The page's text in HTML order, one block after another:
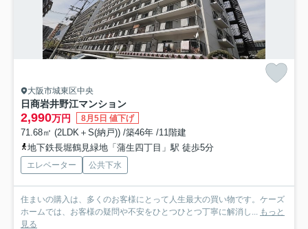
大阪市城東区中央
日商岩井野江マンション
2,990万円 8月5日 値下げ
71.68㎡ (2LDK＋S(納戸)) /築46年 /11階建
地下鉄長堀鶴見緑地「蒲生四丁目」駅 徒歩5分
エレベーター 公共下水
住まいの購入は、多くのお客様にとって人生最大の買い物です。ケーズ
ホームでは、お客様の疑問や不安をひとつひとつ丁寧に解消し... もっと
見る